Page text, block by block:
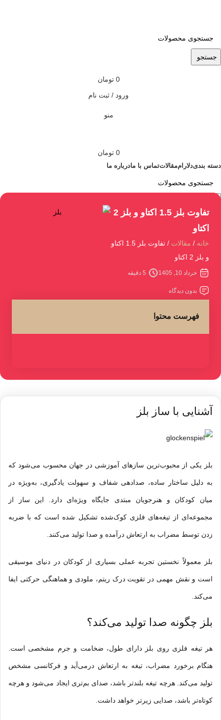
جستجو
0 تومان
ورود / ثبت نام
منو
0 تومان
دسته بندیدلاراممقالاتتماس با مادرباره ما
تفاوت بلز 1.5 اکتاو و بلز 2
اکتاو
خانه مقالات
تفاوت بلز 1.5 اکتاو
و بلز 2 اکتاو
خرداد 10, 1405 5 دقیقه
بدون دیدگاه
فهرست محتوا
آشنایی با ساز بلز
بلز یکی از محبوب‌ترین سازهای آموزشی در جهان محسوب می‌شود که
به دلیل ساختار ساده، صدادهی شفاف و سهولت یادگیری، به‌ویژه در
میان کودکان و هنرجویان مبتدی جایگاه ویژه‌ای دارد. این ساز از
مجموعه‌ای از تیغه‌های فلزی کوک‌شده تشکیل شده است که با ضربه
زدن توسط مضراب به ارتعاش درآمده و صدا تولید می‌کنند.
بلز معمولاً نخستین تجربه عملی بسیاری ازکودکان در دنیای موسیقی
است و نقش مهمی در تقویت درک ریتم، ملودی و هماهنگی حرکتی ایفا
می‌کند.
بلز چگونه صدا تولید می‌کند؟
هر تیغه فلزی روی بلز دارای طول، ضخامت و جرم مشخصی است.
هنگام برخورد مضراب، تیغه به ارتعاش درمی‌آید و فرکانسی مشخص
تولید می‌کند. هرچه تیغه بلندتر باشد، صدای بم‌تری ایجاد می‌شود و هرچه
کوتاه‌تر باشد، صدایی زیرتر خواهد داشت.